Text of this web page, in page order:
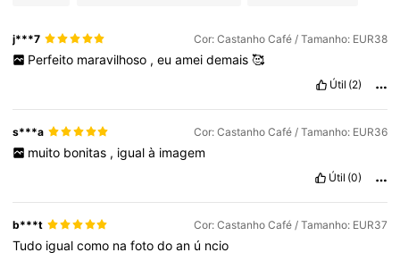
4,85 809K Seguidores
4,85 809K Seguidores
j***7 Cor: Castanho Café / Tamanho: EUR38
Perfeito maravilhoso , eu amei demais 🥰
Útil (2)
s***a Cor: Castanho Café / Tamanho: EUR36
muito bonitas , igual à imagem
Útil (0)
b***t Cor: Castanho Café / Tamanho: EUR37
Tudo igualcomo nafotodoan ú ncio